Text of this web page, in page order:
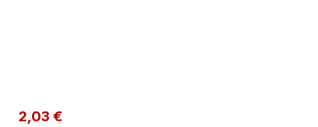
Regulärer Preis:
2,03 €